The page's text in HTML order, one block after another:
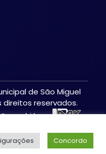
de São Miguel
reservados.
por:
Concordo